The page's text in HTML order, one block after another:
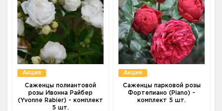
Акция
Саженцы полиантовой
розы Ивонна Райбер
(Yvonne Rabier) - комплект
5 шт.
Акция
Саженцы парковой розы
Фортепиано (Piano) -
комплект 5 шт.